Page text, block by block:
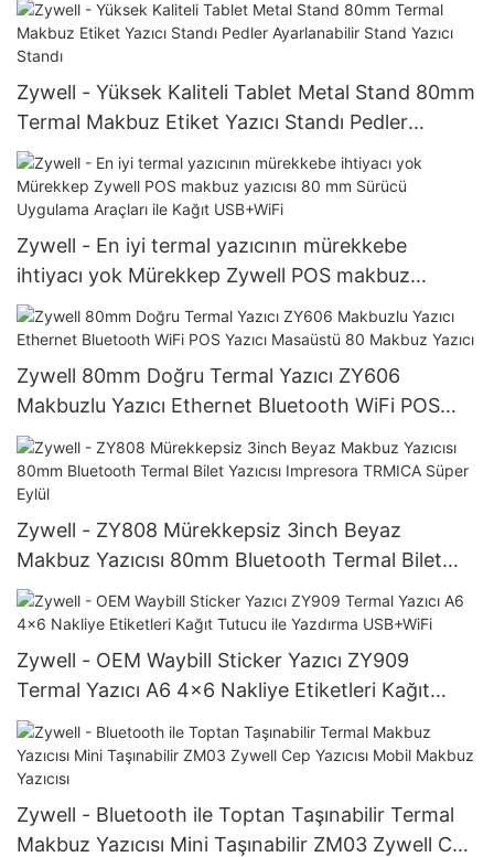
Zywell - Yüksek Kaliteli Tablet Metal Stand 80mm
Termal Makbuz Etiket Yazıcı Standı Pedler
Ayarlanabilir Stand Yazıcı Standı
Zywell - En iyi termal yazıcının mürekkebe
ihtiyacı yok Mürekkep Zywell POS makbuz
yazıcısı 80 mm Sürücü Uygulama Araçları ile Kağıt
USB+WiFi
Zywell 80mm Doğru Termal Yazıcı ZY606
Makbuzlu Yazıcı Ethernet Bluetooth WiFi POS
Yazıcı Masaüstü 80 Makbuz Yazıcı
Zywell - ZY808 Mürekkepsiz 3inch Beyaz
Makbuz Yazıcısı 80mm Bluetooth Termal Bilet
Yazıcısı Impresora TRMICA Süper Eylül
Zywell - OEM Waybill Sticker Yazıcı ZY909
Termal Yazıcı A6 4x6 Nakliye Etiketleri Kağıt
Tutucu ile Yazdırma USB+WiFi
Zywell - Bluetooth ile Toptan Taşınabilir Termal
Makbuz Yazıcısı Mini Taşınabilir ZM03 Zywell Cep